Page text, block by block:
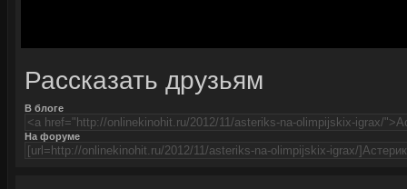
Рассказать друзьям
В блоге
На форуме